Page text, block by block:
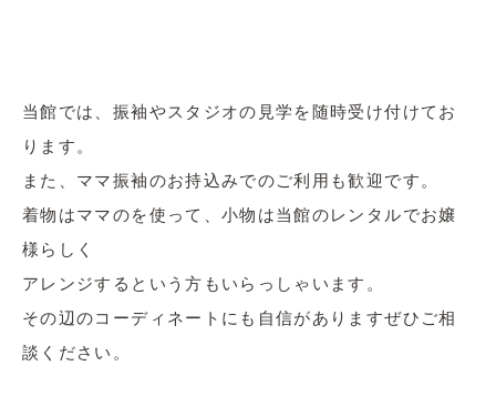
当館では、振袖やスタジオの見学を随時受け付けてお
ります。
また、ママ振袖のお持込みでのご利用も歓迎です。
着物はママのを使って、小物は当館のレンタルでお嬢
様らしく
アレンジするという方もいらっしゃいます。
その辺のコーディネートにも自信がありますぜひご相
談ください。